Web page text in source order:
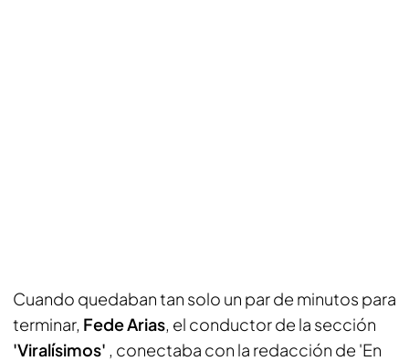
Cuando quedaban tan solo un par de minutos para
terminar, Fede Arias, el conductor de la sección
'Viralísimos' , conectaba con la redacción de 'En